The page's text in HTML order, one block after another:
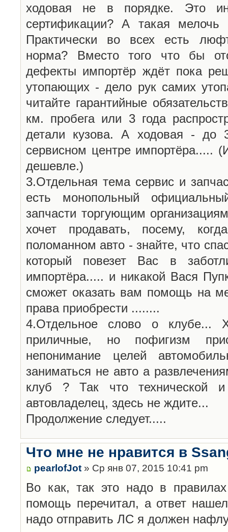
ходовая не в порядке. Это
сертификации? А такая
Практически во всех есть
норма? Вместо того что бы
дефекты импортёр ждёт пока
утопающих - дело рук самих
читайте гарантийные
км. пробега или 3 года
детали кузова. А ходовая -
сервисном центре импортёра.....
дешевле.)
3.Отдельная тема сервис и
есть монопольный
запчасти торгующим
хочет продавать, посему,
поломанном авто - знайте, что
который повезет Вас в
импортёра..... и никакой Вася
сможет оказать вам помощь на
права приобрести ........
4.Отдельное слово о клубе...
приличные, но пофигизм
непонимание целей
заниматься не авто а
клуб ? Так что технической
автовладелец, здесь не ждите...
Продолжение следует.....
Что мне не нравится в
pearlofJot » Ср янв 07, 2015 10:41 pm
Во как, так это надо в
помощь перечитал, а ответ
надо отправить ЛС я должен